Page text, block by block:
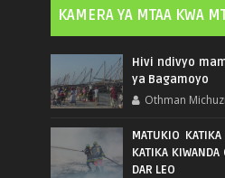
KAMERA YA MTAA KWA
Hivi ndivyo
ya Bagamoyo
Othman Michuzi
MATUKIO
KATIKA KIWANDA
DAR LEO